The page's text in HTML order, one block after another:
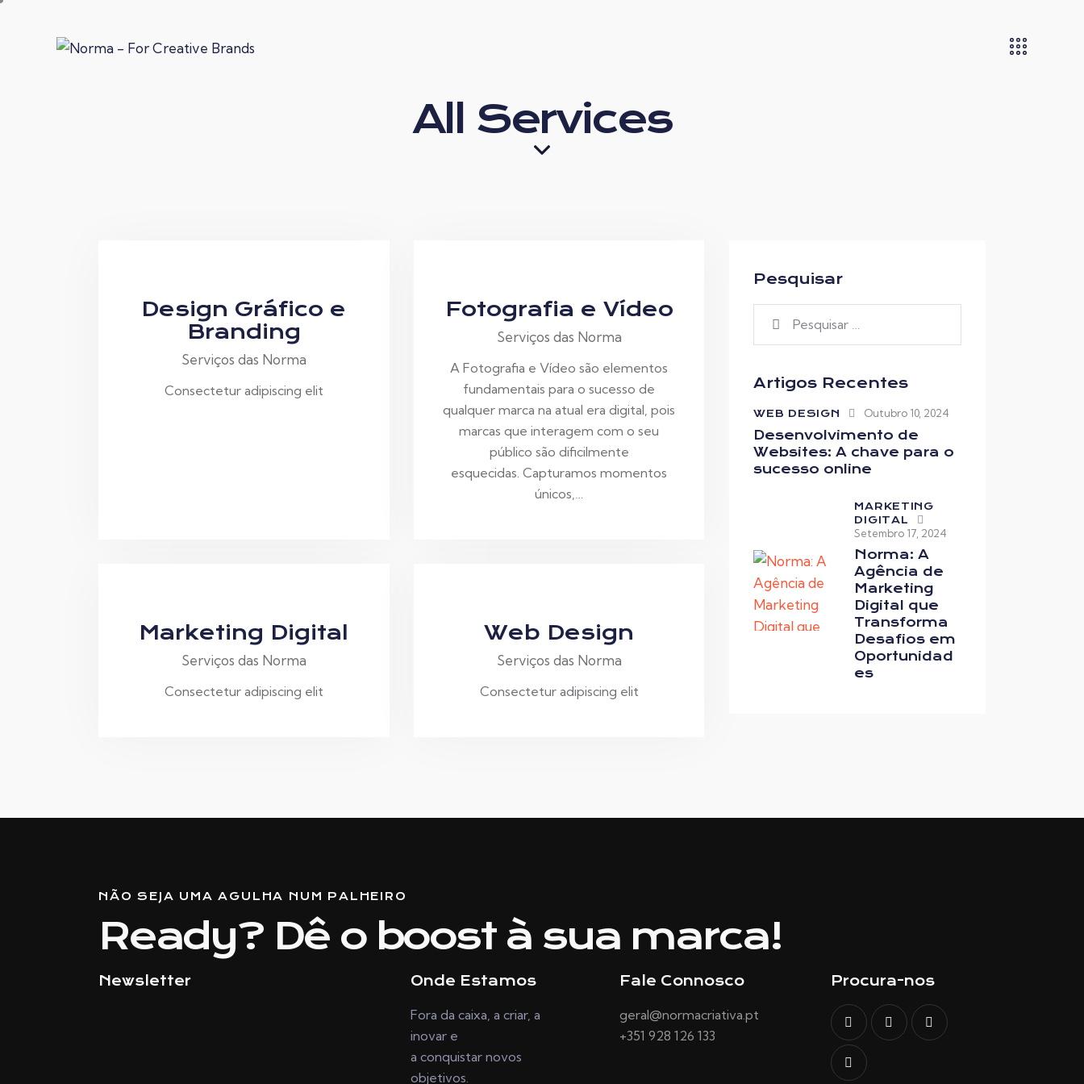
All Services
Design Gráfico e
Branding
Serviços das Norma
Consectetur adipiscing elit
Fotografia e Vídeo
Serviços das Norma
A Fotografia e Vídeo são elementos
fundamentais para o sucesso de
qualquer marca na atual era digital, pois
marcas que interagem com o seu
público são dificilmente
esquecidas. Capturamos momentos
únicos,…
Marketing Digital
Serviços das Norma
Consectetur adipiscing elit
Web Design
Serviços das Norma
Consectetur adipiscing elit
Pesquisar
Artigos Recentes
WEB DESIGN Outubro 10, 2024
Desenvolvimento de
Websites: A chave para o
sucesso online
MARKETING
DIGITAL
Setembro 17, 2024
Norma: A
Agência de
Marketing
Digital que
Transforma
Desafios em
Oportunidad
es
NÃO SEJA UMA AGULHA NUM PALHEIRO
Ready? Dê o boost à sua marca!
Newsletter Onde Estamos
Fora da caixa, a criar, a
inovar e
a conquistar novos
objetivos.
Fale Connosco
geral@normacriativa.pt
+351 928 126 133
Procura-nos